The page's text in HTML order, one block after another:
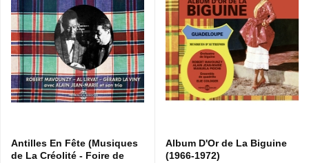
GUIAB LA DEHOR (Honoré Coppet, J. Alphonse) Biguine
• NOUS ASSOU MULETS (Honoré Coppet, J. Alphonse)
Biguine • SÉRÉNADE À CLAUDETTE (Robert Charlery)
Valse créole • SÉ NOUS LES ANTILLAIS (Honoré Coppet,
J. Alphonse) Biguine • BALLADE AU VAUCLIN (Honoré
Coppet, J. Alphonse) Mazurka créole • MAUMAU TROIS
TÊTES (Honoré Coppet, J. Alphonse) Biguine •
Rumba •FLEUR DES ANTILLES (Alphonso, J. Daco,
Framique) Rumba • LA VALSE CRÉOLE (Alphonso, J.
Antilles En Fête (Musiques
de La Créolité - Foire de
Album D'Or de La Biguine
(1966-1972)